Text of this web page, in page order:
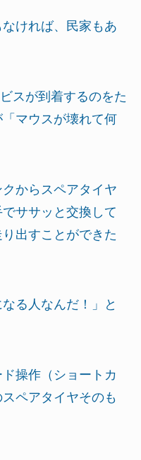
ければ、民家もあ
スが到着するのをた
マウスが壊れて何
からスペアタイヤ
ササッと交換して
出すことができた
る人なんだ！」と
操作（ショートカ
ペアタイヤそのも